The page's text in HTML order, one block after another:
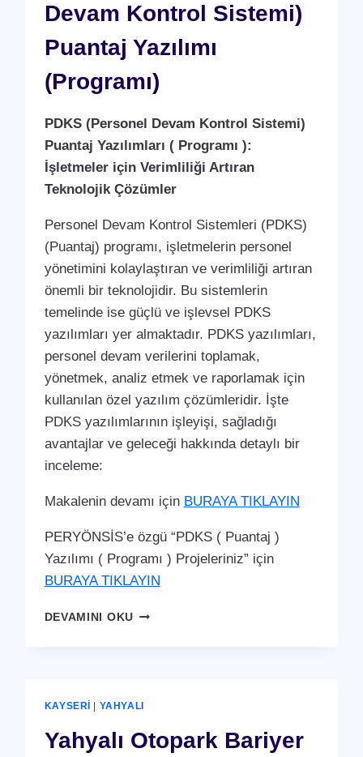
Devam Kontrol Sistemi)
Puantaj Yazılımı
(Programı)
PDKS (Personel Devam Kontrol Sistemi)
Puantaj Yazılımları ( Programı ):
İşletmeler için Verimliliği Artıran
Teknolojik Çözümler
Personel Devam Kontrol Sistemleri (PDKS)
(Puantaj) programı, işletmelerin personel
yönetimini kolaylaştıran ve verimliliği artıran
önemli bir teknolojidir. Bu sistemlerin
temelinde ise güçlü ve işlevsel PDKS
yazılımları yer almaktadır. PDKS yazılımları,
personel devam verilerini toplamak,
yönetmek, analiz etmek ve raporlamak için
kullanılan özel yazılım çözümleridir. İşte
PDKS yazılımlarının işleyişi, sağladığı
avantajlar ve geleceği hakkında detaylı bir
inceleme:
Makalenin devamı için BURAYA TIKLAYIN
PERYÖNSİS’e özgü “PDKS ( Puantaj )
Yazılımı ( Programı ) Projeleriniz” için
BURAYA TIKLAYIN
DEVAMINI OKUYAHYALI
YAZILIMI
(PROGRAMI)
KAYSERI YAHYALI
Yahyalı Otopark Bariyer